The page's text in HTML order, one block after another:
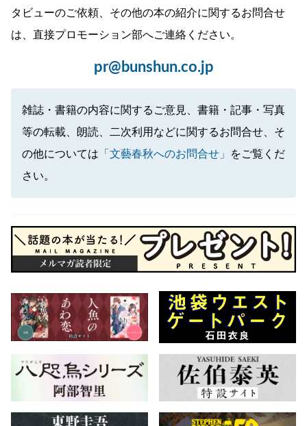
タビューのご依頼、その他の本の紹介に関するお問合せ
は、直接プロモーション部へご連絡ください。
pr@bunshun.co.jp
雑誌・書籍の内容に関するご意見、書籍・記事・写真
等の転載、朗読、二次利用などに関するお問合せ、そ
の他については 「文藝春秋へのお問合せ」
をご覧くだ
さい。